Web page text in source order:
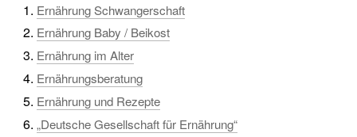
Ernährung Schwangerschaft
Ernährung Baby / Beikost
Ernährung im Alter
Ernährungsberatung
Ernährung und Rezepte
„Deutsche Gesellschaft für Ernährung“